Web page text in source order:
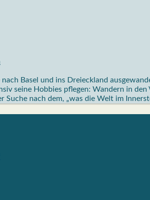
nach Basel und ins Dreieckland
seine Hobbies pflegen: Wandern in
Suche nach dem, „was die Welt im